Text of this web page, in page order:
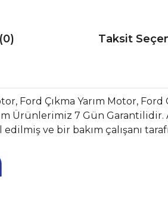
Taksit
Ford Çıkma Yarım Motor, Ford
7 Gün Garantilidir.
ve bir bakım çalışanı